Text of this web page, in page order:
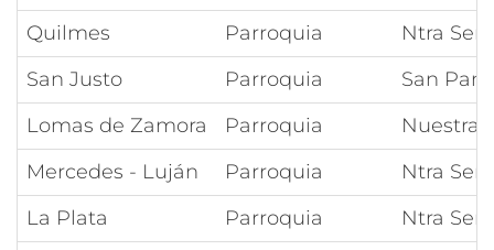
Quilmes
Parroquia
Ntra
San Justo
Parroquia
San
Lomas de Zamora
Parroquia
Nuestra
Mercedes - Luján
Parroquia
Ntra
La Plata
Parroquia
Ntra